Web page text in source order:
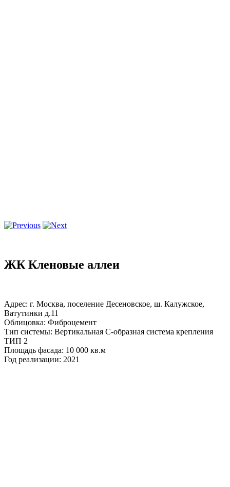
ЖК Кленовые аллеи
Адрес: г. Москва, поселение Десеновское, ш. Калужское,
Ватутинки д.11
Облицовка: Фиброцемент
Тип системы: Вертикальная С-образная система крепления
ТИП 2
Площадь фасада: 10 000 кв.м
Год реализации: 2021